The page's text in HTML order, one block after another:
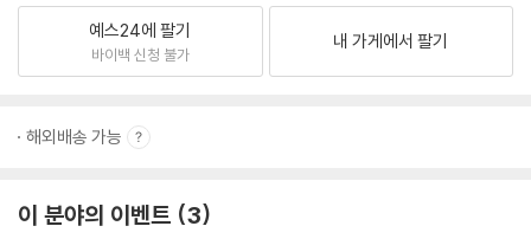
예스24에 팔기
바이백 신청 불가
내 가게에서 팔기
해외배송 가능
이 분야의 이벤트 3